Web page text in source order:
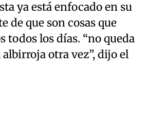
ya está enfocado en su
de que son cosas que
todos los días. “no queda
otra vez”, dijo el